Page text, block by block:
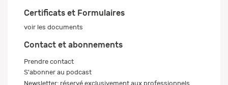
Certificats et Formulaires
voir les documents
Contact et abonnements
Prendre contact
S'abonner au podcast
Newsletter: réservé exclusivement aux professionnels